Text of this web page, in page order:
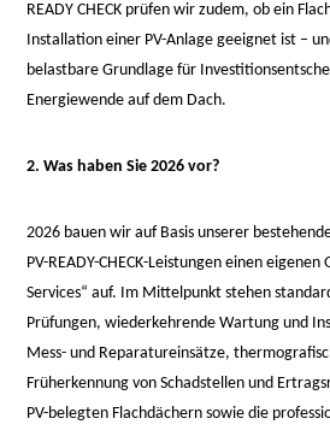
READY CHECK prüfen wir zudem, ob ein
Installation einer PV-Anlage geeignet ist –
belastbare Grundlage für
Energiewende auf dem Dach.
2. Was haben Sie 2026 vor?
2026 bauen wir auf Basis unserer
PV-READY-CHECK-Leistungen einen
Services“ auf. Im Mittelpunkt stehen
Prüfungen, wiederkehrende Wartung und
Mess- und Reparatureinsätze,
Früherkennung von Schadstellen und
PV-belegten Flachdächern sowie die